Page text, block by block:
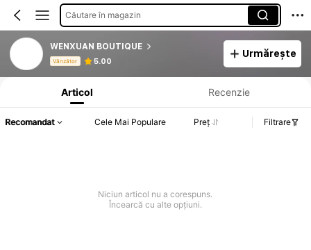
Căutare în magazin
WENXUAN BOUTIQUE
Vânzător 5.00
Urmărește
Informații despre produs: Divulgarea prețului, detalii privind vânzările și stocul.
Articol Recenzie
Recomandat Cele Mai Populare Preț Filtrare
Niciun articol nu a corespuns.
Încearcă cu alte opțiuni.